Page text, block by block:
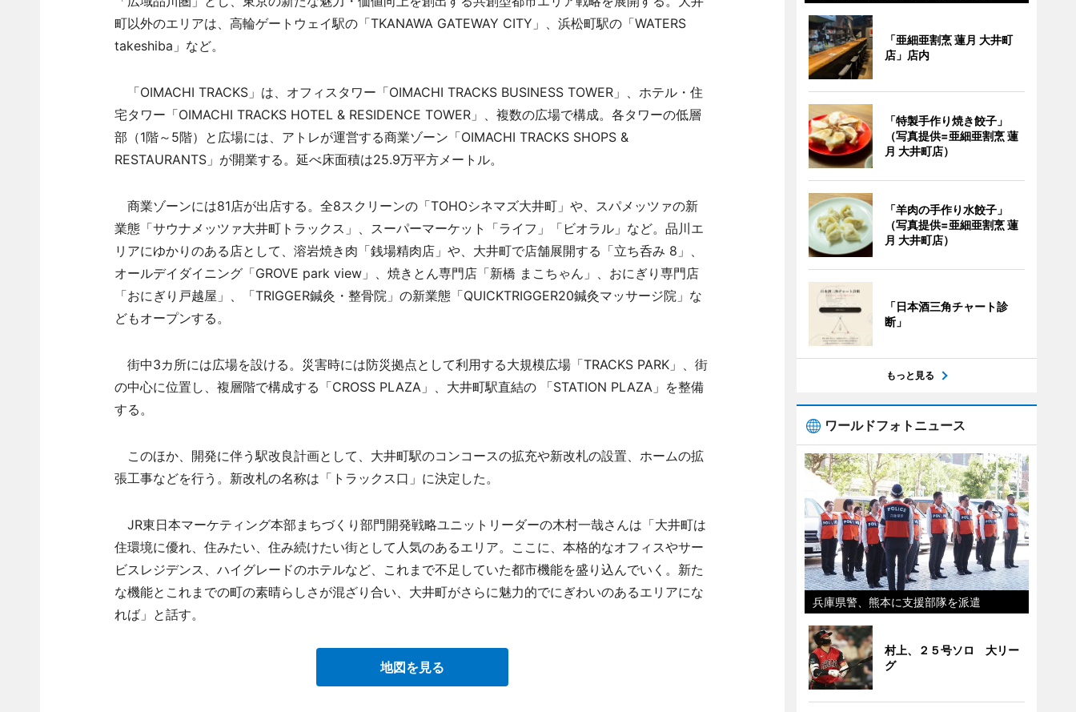
町以外のエリアは、高輪ゲートウェイ駅の「TKANAWA GATEWAY CITY」、浜松町駅の「WATERS
takeshiba」など。
「OIMACHI TRACKS」は、オフィスタワー「OIMACHI TRACKS BUSINESS TOWER」、ホテル・住
宅タワー「OIMACHI TRACKS HOTEL & RESIDENCE TOWER」、複数の広場で構成。各タワーの低層
部（1階～5階）と広場には、アトレが運営する商業ゾーン「OIMACHI TRACKS SHOPS &
RESTAURANTS」が開業する。延べ床面積は25.9万平方メートル。
商業ゾーンには81店が出店する。全8スクリーンの「TOHOシネマズ大井町」や、スパメッツァの新
業態「サウナメッツァ大井町トラックス」、スーパーマーケット「ライフ」「ビオラル」など。品川エ
リアにゆかりのある店として、溶岩焼き肉「銭場精肉店」や、大井町で店舗展開する「立ち呑み 8」、
オールデイダイニング「GROVE park view」、焼きとん専門店「新橋 まこちゃん」、おにぎり専門店
「おにぎり戸越屋」、「TRIGGER鍼灸・整骨院」の新業態「QUICKTRIGGER20鍼灸マッサージ院」な
どもオープンする。
街中3カ所には広場を設ける。災害時には防災拠点として利用する大規模広場「TRACKS PARK」、街
の中心に位置し、複層階で構成する「CROSS PLAZA」、大井町駅直結の 「STATION PLAZA」を整備
する。
このほか、開発に伴う駅改良計画として、大井町駅のコンコースの拡充や新改札の設置、ホームの拡
張工事などを行う。新改札の名称は「トラックス口」に決定した。
JR東日本マーケティング本部まちづくり部門開発戦略ユニットリーダーの木村一哉さんは「大井町は
住環境に優れ、住みたい、住み続けたい街として人気のあるエリア。ここに、本格的なオフィスやサー
ビスレジデンス、ハイグレードのホテルなど、これまで不足していた都市機能を盛り込んでいく。新た
な機能とこれまでの町の素晴らしさが混ざり合い、大井町がさらに魅力的でにぎわいのあるエリアにな
れば」と話す。
地図を見る
「亜細亜割烹 蓮月 大井町
店」店内
「特製手作り焼き餃子」
（写真提供=亜細亜割烹 蓮
月 大井町店）
「羊肉の手作り水餃子」
（写真提供=亜細亜割烹 蓮
月 大井町店）
「日本酒三角チャート診
断」
もっと見る
ワールドフォトニュース
兵庫県警、熊本に支援部隊を派遣
村上、２５号ソロ 大リー
グ